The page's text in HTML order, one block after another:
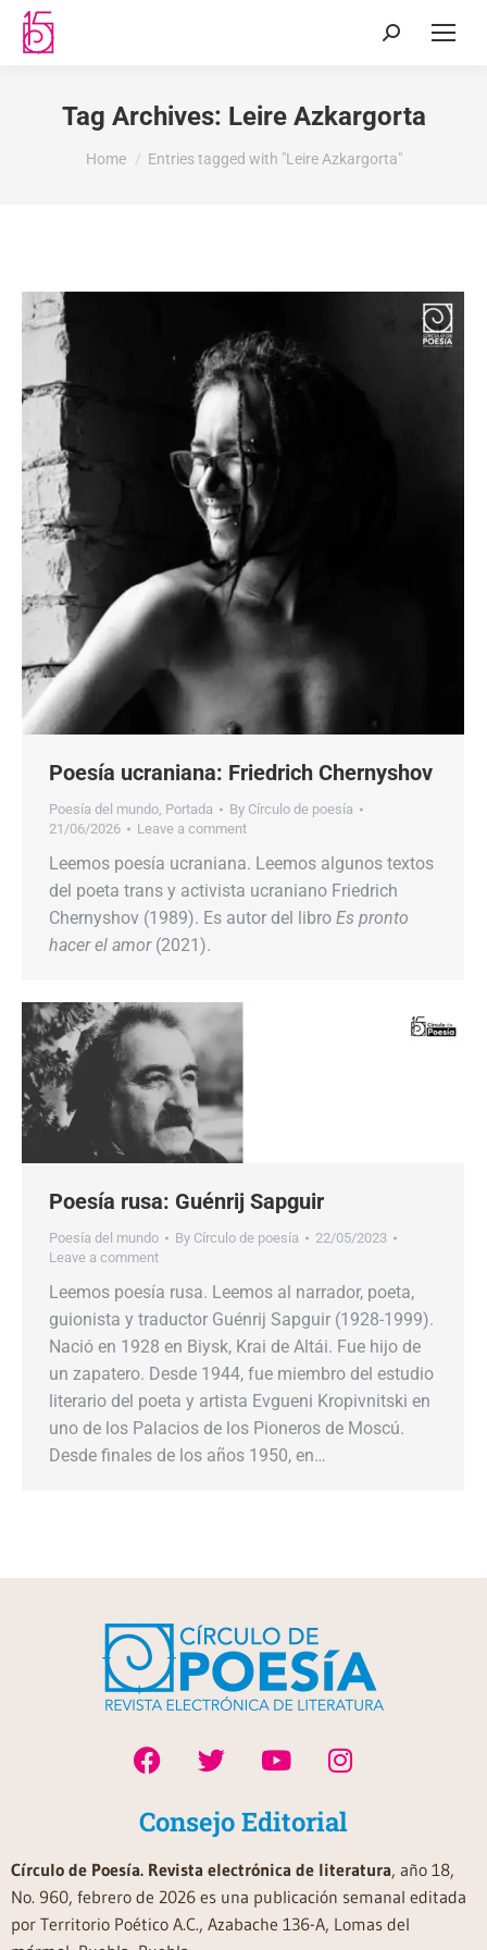
Tag Archives: Leire Azkargorta
You are here:
Home Entries tagged with "Leire Azkargorta"
Poesía ucraniana: Friedrich Chernyshov
Poesía del mundo, Portada By Círculo de poesía
21/06/2026
Leave a comment
Leemos poesía ucraniana. Leemos algunos textos
del poeta trans y activista ucraniano Friedrich
Chernyshov (1989). Es autor del libro Es pronto
hacer el amor(2021).
Poesía rusa: Guénrij Sapguir
Poesía del mundo By Círculo de poesía
22/05/2023
Leave a comment
Leemos poesía rusa. Leemos al narrador, poeta,
guionista y traductor Guénrij Sapguir (1928-1999).
Nació en 1928 en Biysk, Krai de Altái. Fue hijo de
un zapatero. Desde 1944, fue miembro del estudio
literario del poeta y artista Evgueni Kropivnitski en
uno de los Palacios de los Pioneros de Moscú.
Desde finales de los años 1950, en…
Consejo Editorial
Círculo de Poesía. Revista electrónica de literatura, año 18,
No. 960, febrero de 2026 es una publicación semanal editada
por Territorio Poético A.C., Azabache 136-A, Lomas del